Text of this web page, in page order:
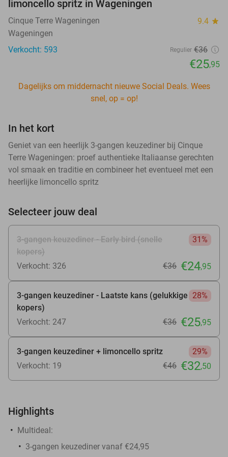
limoncello spritz in Wageningen
Cinque Terre Wageningen 9.4 star
Wageningen
Verkocht: 593
Regulier €36
€25,95
Dagelijks om middernacht nieuwe Social Deals. Wees
snel, op = op!
In het kort
Geniet van een heerlijk 3-gangen keuzediner bij Cinque
Terre Wageningen: proef authentieke Italiaanse gerechten
vol smaak en traditie en combineer het eventueel met een
heerlijke limoncello spritz
Selecteer jouw deal
3-gangen keuzediner - Early bird (snelle
kopers)
31%
Verkocht: 326 €36 €24,95
3-gangen keuzediner - Laatste kans (gelukkige
kopers)
28%
Verkocht: 247 €36 €25,95
3-gangen keuzediner + limoncello spritz
29%
Verkocht: 19
€46 €32,50
Highlights
Multideal:
3-gangen keuzediner vanaf €24,95